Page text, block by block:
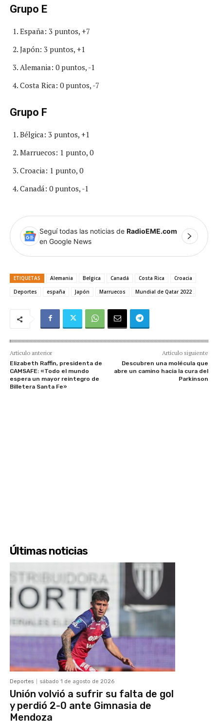
Grupo E
España: 3 puntos, +7
Japón: 3 puntos, +1
Alemania: 0 puntos, -1
Costa Rica: 0 puntos, -7
Grupo F
Bélgica: 3 puntos, +1
Marruecos: 1 punto, 0
Croacia: 1 punto, 0
Canadá: 0 puntos, -1
Seguí todas las noticias de RadioEME.com
en Google News
ETIQUETAS Alemania Belgica Canadá Costa Rica
Croacia
Deportes
españa Japón Marruecos Mundial de Qatar 2022
Artículo anterior
Elizabeth Raffin, presidenta de
CAMSAFE: «Todo el mundo
espera un mayor reintegro de
Billetera Santa Fe»
Artículo siguiente
Descubren una molécula que
abre un camino hacia la cura del
Parkinson
Últimas noticias
Deportes sábado 1 de agosto de 2026
Unión volvió a sufrir su falta de gol
y perdió 2-0 ante Gimnasia de
Mendoza